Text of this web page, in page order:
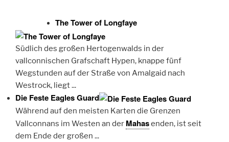
The Tower of Longfaye
Südlich des großen Hertogenwalds in der
vallconnischen Grafschaft Hypen, knappe fünf
Wegstunden auf der Straße von Amalgaid nach
Westrock, liegt ...
Die Feste Eagles Guard
Während auf den meisten Karten die Grenzen
Vallconnans im Westen an der Mahasenden, ist seit
dem Ende der großen ...